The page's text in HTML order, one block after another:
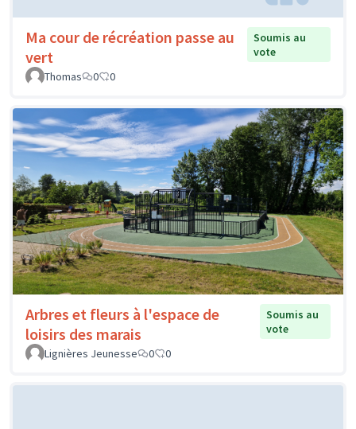
Ma cour de récréation passe au
vert
Soumis au
vote
Thomas
0 0
Arbres et fleurs à l'espace de
loisirs des marais
Soumis au
vote
Lignières Jeunesse
0 0